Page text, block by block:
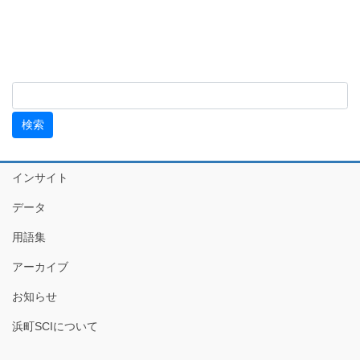
インサイト
データ
用語集
アーカイブ
お知らせ
浜町SCIについて